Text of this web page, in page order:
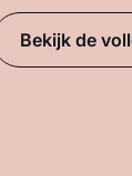
Bekijk de